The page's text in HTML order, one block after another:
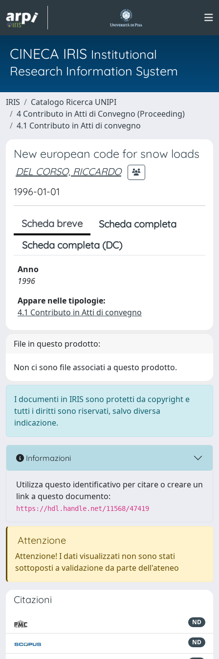
CINECA IRIS Institutional
Research Information System
IRIS
Catalogo Ricerca UNIPI
4 Contributo in Atti di Convegno (Proceeding)
4.1 Contributo in Atti di convegno
New european code for snow loads
DEL CORSO, RICCARDO
1996-01-01
Scheda breve
Scheda completa
Scheda completa (DC)
Anno
1996
Appare nelle tipologie:
4.1 Contributo in Atti di convegno
File in questo prodotto:
Non ci sono file associati a questo prodotto.
I documenti in IRIS sono protetti da copyright e
tutti i diritti sono riservati, salvo diversa
indicazione.
Informazioni
Utilizza questo identificativo per citare o creare un
link a questo documento:
https://hdl.handle.net/11568/47419
Attenzione
Attenzione! I dati visualizzati non sono stati
sottoposti a validazione da parte dell'ateneo
Citazioni
ND
ND